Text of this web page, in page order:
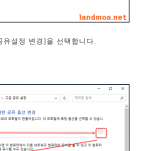
유설정 변경]을 선택합니다.